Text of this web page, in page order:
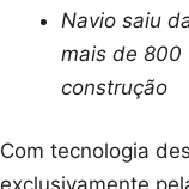
Navio saiu
mais de 800
construção
Com tecnologia